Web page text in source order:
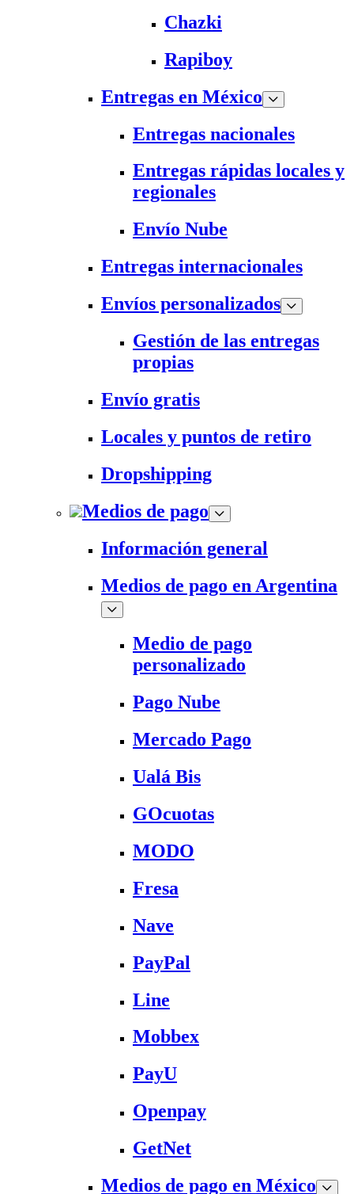
Chazki
Rapiboy
Entregas en México
Entregas nacionales
Entregas rápidas locales y
regionales
Envío Nube
Entregas internacionales
Envíos personalizados
Gestión de las entregas
propias
Envío gratis
Locales y puntos de retiro
Dropshipping
Medios de pago
Información general
Medios de pago en Argentina
Medio de pago
personalizado
Pago Nube
Mercado Pago
Ualá Bis
GOcuotas
MODO
Fresa
Nave
PayPal
Line
Mobbex
PayU
Openpay
GetNet
Medios de pago en México